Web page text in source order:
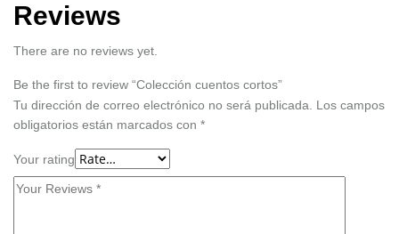
Reviews
There are no reviews yet.
Be the first to review “Colección cuentos cortos”
Tu dirección de correo electrónico no será publicada.
Los campos
obligatorios están marcados con *
Your rating